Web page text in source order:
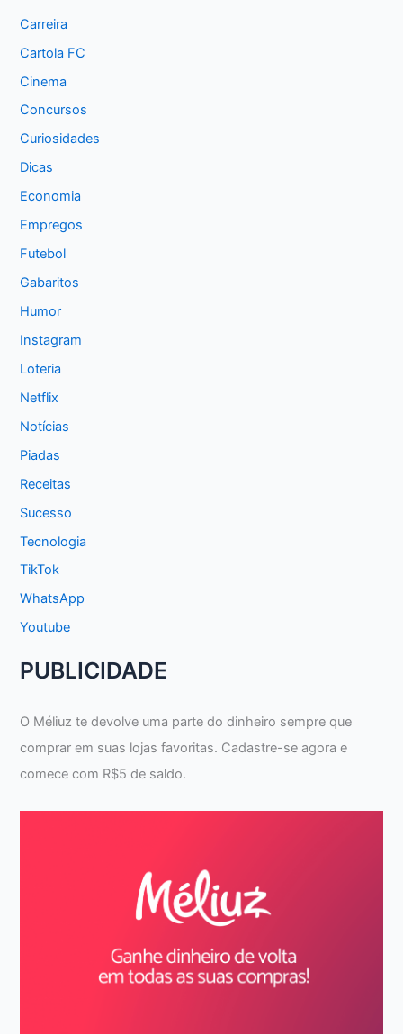
Carreira
Cartola FC
Cinema
Concursos
Curiosidades
Dicas
Economia
Empregos
Futebol
Gabaritos
Humor
Instagram
Loteria
Netflix
Notícias
Piadas
Receitas
Sucesso
Tecnologia
TikTok
WhatsApp
Youtube
PUBLICIDADE
O Méliuz te devolve uma parte do dinheiro sempre que
comprar em suas lojas favoritas. Cadastre-se agora e
comece com R$5 de saldo.